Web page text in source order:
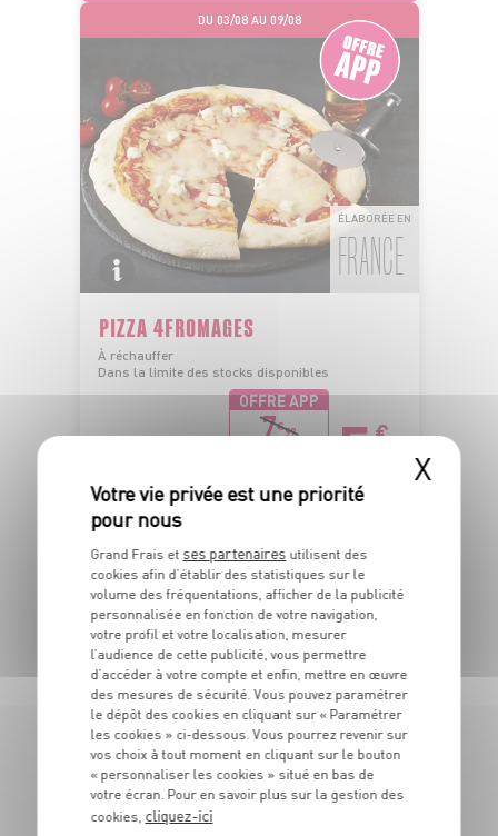
DU 03/08 AU 09/08
ÉLABORÉE EN
FRANCE
PIZZA 4FROMAGES
À réchauffer
Dans la limite des stocks disponibles
OFFRE APP
7€99 5€
La pièce de 380g - Soit 15€76 le kg
TOUTES NOS PROMOTIONS
LES MAGASINS
À PROXIMITÉ
X
Grand Frais et ses partenaires utilisent des
cookies afin d’établir des statistiques sur le
volume des fréquentations, afficher de la publicité
personnalisée en fonction de votre navigation,
votre profil et votre localisation, mesurer
l’audience de cette publicité, vous permettre
d’accéder à votre compte et enfin, mettre en œuvre
des mesures de sécurité. Vous pouvez paramétrer
le dépôt des cookies en cliquant sur « Paramétrer
les cookies » ci-dessous. Vous pourrez revenir sur
vos choix à tout moment en cliquant sur le bouton
« personnaliser les cookies » situé en bas de
votre écran. Pour en savoir plus sur la gestion des
cookies, cliquez-ici